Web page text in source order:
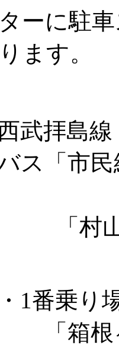
ーに駐
ます。
武拝島
ス「市
「村山
1番乗り
「箱根